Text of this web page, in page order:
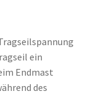
ein
Endmast
des